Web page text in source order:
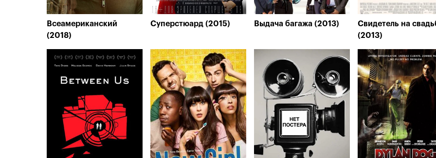
Всеамериканский
(2018)
Суперстюард (2015) Выдача багажа (2013)
Свидетель на
(2013)